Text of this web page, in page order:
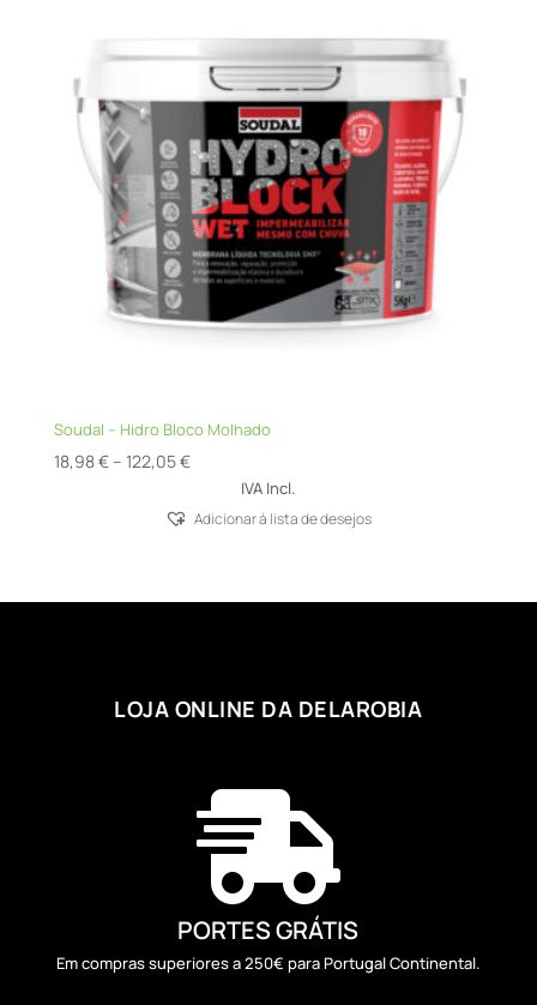
Soudal – Hidro Bloco Molhado
18,98€ – 122,05€Price
18,98 €
IVA Incl.
Adicionar á lista de desejos
LOJA ONLINE DA DELAROBIA

PORTES GRÁTIS
Em compras superiores a 250€ para Portugal Continental.